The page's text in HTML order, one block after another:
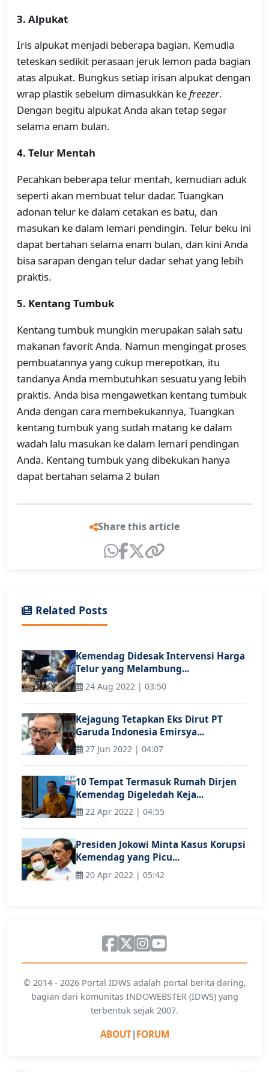
3. Alpukat
Iris alpukat menjadi beberapa bagian. Kemudia
teteskan sedikit perasaan jeruk lemon pada bagian
atas alpukat. Bungkus setiap irisan alpukat dengan
wrap plastik sebelum dimasukkan kefreezer.
Dengan begitu alpukat Anda akan tetap segar
selama enam bulan.
4. Telur Mentah
Pecahkan beberapa telur mentah, kemudian aduk
seperti akan membuat telur dadar. Tuangkan
adonan telur ke dalam cetakan es batu, dan
masukan ke dalam lemari pendingin. Telur beku ini
dapat bertahan selama enam bulan, dan kini Anda
bisa sarapan dengan telur dadar sehat yang lebih
praktis.
5. Kentang Tumbuk
Kentang tumbuk mungkin merupakan salah satu
makanan favorit Anda. Namun mengingat proses
pembuatannya yang cukup merepotkan, itu
tandanya Anda membutuhkan sesuatu yang lebih
praktis. Anda bisa mengawetkan kentang tumbuk
Anda dengan cara membekukannya, Tuangkan
kentang tumbuk yang sudah matang ke dalam
wadah lalu masukan ke dalam lemari pendingan
Anda. Kentang tumbuk yang dibekukan hanya
dapat bertahan selama 2 bulan
Share this article
Related Posts
Kemendag Didesak Intervensi Harga
Telur yang Melambung...
24 Aug 2022 | 03:50
Kejagung Tetapkan Eks Dirut PT
Garuda Indonesia Emirsya...
27 Jun 2022 | 04:07
10 Tempat Termasuk Rumah Dirjen
Kemendag Digeledah Keja...
22 Apr 2022 | 04:55
Presiden Jokowi Minta Kasus Korupsi
Kemendag yang Picu...
20 Apr 2022 | 05:42
© 2014 - 2026 Portal IDWS adalah portal berita daring,
bagian dari komunitas INDOWEBSTER (IDWS) yang
terbentuk sejak 2007.
ABOUT| FORUM